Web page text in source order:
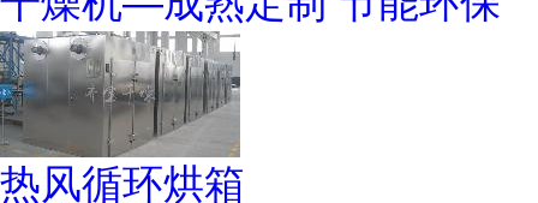
热风循环烘箱